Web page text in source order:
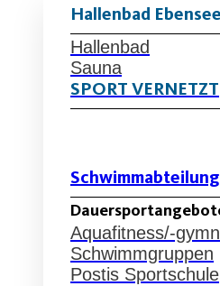
Hallenbad Ebensee
Hallenbad
Sauna
SPORT VERNETZT
Schwimmabteilung
Aquafitness/-
Schwimmgruppen
Postis Sportschule